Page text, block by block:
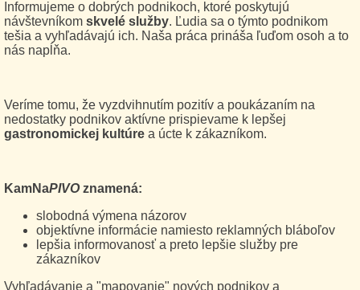
Informujeme o dobrých podnikoch, ktoré poskytujú
návštevníkom skvelé služby. Ľudia sa o týmto podnikom
tešia a vyhľadávajú ich. Naša práca prináša ľuďom osoh a to
nás napĺňa.
Veríme tomu, že vyzdvihnutím pozitív a poukázaním na
nedostatky podnikov aktívne prispievame k lepšej
gastronomickej kultúre a úcte k zákazníkom.
KamNaPIVOznamená:
slobodná výmena názorov
objektívne informácie namiesto reklamných bláboľov
lepšia informovanosť a preto lepšie služby pre
zákazníkov
Vyhľadávanie a "mapovanie" nových podnikov a